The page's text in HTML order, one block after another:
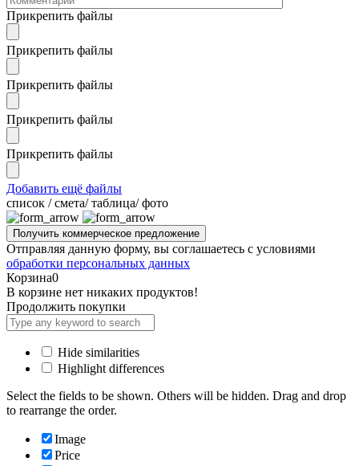
Прикрепить файлы
Прикрепить файлы
Прикрепить файлы
Прикрепить файлы
Прикрепить файлы
Добавить ещё файлы
cписок / смета/ таблица/ фото
Отправляя данную форму, вы соглашаетесь с условиями
обработки персональных данных
Корзина0
В корзине нет никаких продуктов!
Продолжить покупки
Hide similarities
Highlight differences
Select the fields to be shown. Others will be hidden. Drag and drop
to rearrange the order.
Image
Price